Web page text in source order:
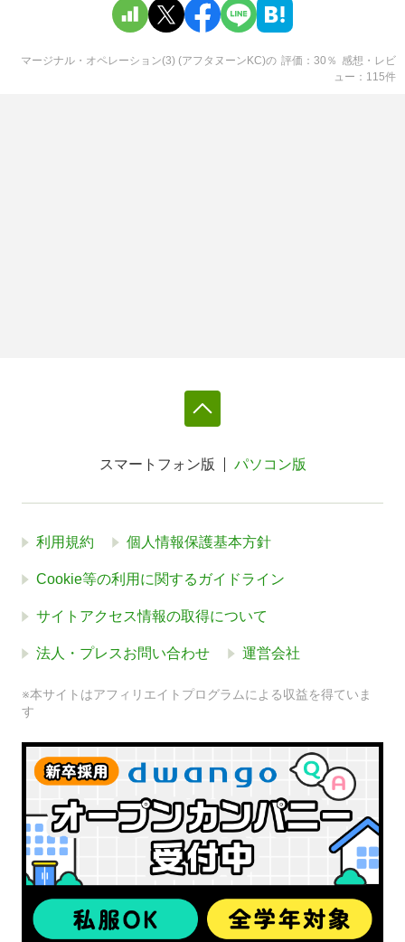
マージナル・オペレーション(3) (アフタヌーンKC)の 評価 30 ％ 感想・レビ
ュー
115件
スマートフォン版 パソコン版
利用規約 個人情報保護基本方針
Cookie等の利用に関するガイドライン
サイトアクセス情報の取得について
法人・プレスお問い合わせ 運営会社
※本サイトはアフィリエイトプログラムによる収益を得ていま
す